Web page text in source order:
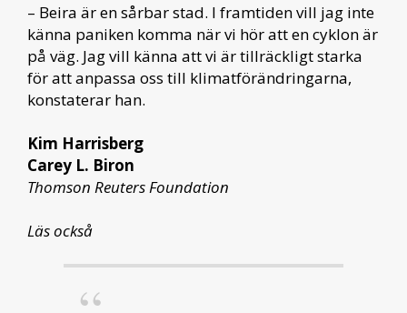
– Beira är en sårbar stad. I framtiden vill jag inte
känna paniken komma när vi hör att en cyklon är
på väg. Jag vill känna att vi är tillräckligt starka
för att anpassa oss till klimatförändringarna,
konstaterar han.
Kim Harrisberg
Carey L. Biron
Thomson Reuters Foundation
Läs också